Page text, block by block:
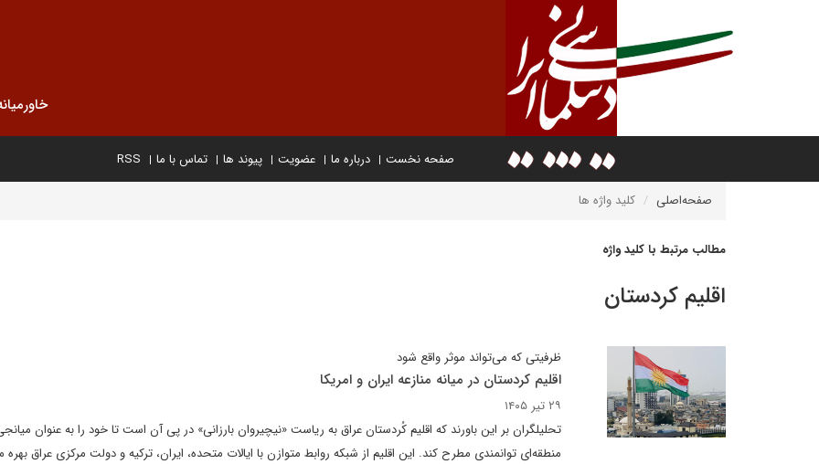
صفحه نخست درباره ما عضویت پیوند ها تماس با ما RSS
صفحه‌اصلی کلید واژه ها
مطالب مرتبط با کلید واژه
اقلیم کردستان
ظرفیتی که می‌تواند موثر واقع شود
اقلیم کردستان در میانه منازعه ایران و امریکا
۲۹ تیر ۱۴۰۵
تحلیلگران بر این باورند که اقلیم کُردستان عراق به ریاست «نیچیروان بارزانی» در پی آن است تا خود را به عنوان
منطقه‌ای توانمندی مطرح کند. این اقلیم از شبکه روابط متوازن با ایالات متحده، ایران، ترکیه و دولت مرکزی عراق بهره